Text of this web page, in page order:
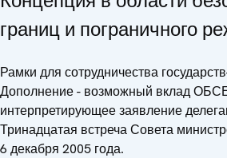
границ и пограничного
Рамки для сотрудничества
Дополнение - возможный вклад
интерпретирующее заявление
Тринадцатая встреча Совета
6 декабря 2005 года.